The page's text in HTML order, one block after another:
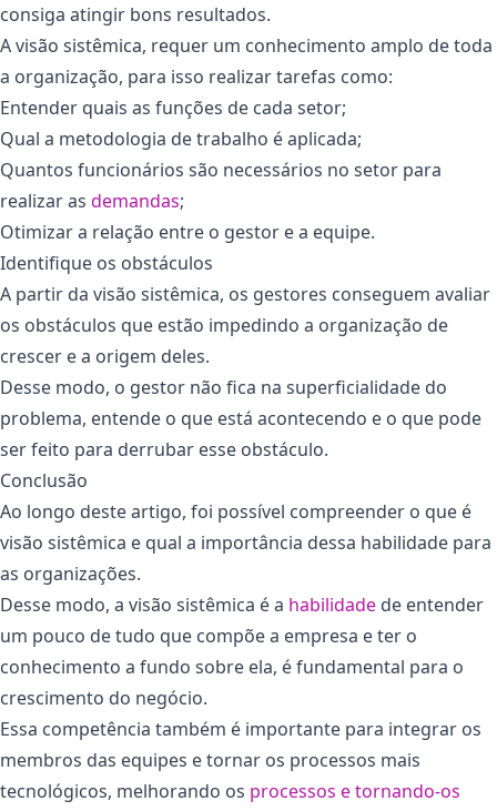
consiga atingir bons resultados.
A visão sistêmica, requer um conhecimento amplo de toda
a organização, para isso realizar tarefas como:
Entender quais as funções de cada setor;
Qual a metodologia de trabalho é aplicada;
Quantos funcionários são necessários no setor para
realizar as demandas;
Otimizar a relação entre o gestor e a equipe.
Identifique os obstáculos
A partir da visão sistêmica, os gestores conseguem avaliar
os obstáculos que estão impedindo a organização de
crescer e a origem deles.
Desse modo, o gestor não fica na superficialidade do
problema, entende o que está acontecendo e o que pode
ser feito para derrubar esse obstáculo.
Conclusão
Ao longo deste artigo, foi possível compreender o que é
visão sistêmica e qual a importância dessa habilidade para
as organizações.
Desse modo, a visão sistêmica é a habilidade de entender
um pouco de tudo que compõe a empresa e ter o
conhecimento a fundo sobre ela, é fundamental para o
crescimento do negócio.
Essa competência também é importante para integrar os
membros das equipes e tornar os processos mais
tecnológicos, melhorando os processos e tornando-os